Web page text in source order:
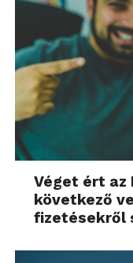
Véget ért az
következő
fizetésekről